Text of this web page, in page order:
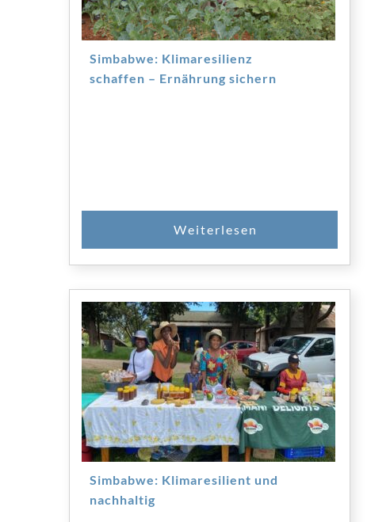
Simbabwe: Klimaresilienz
schaffen – Ernährung sichern
Simbabwe: Klimaresilient und
nachhaltig